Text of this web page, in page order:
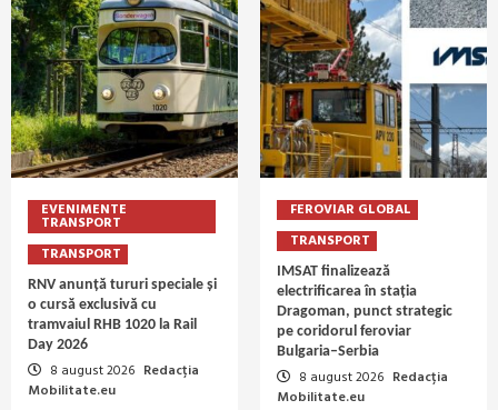
EVENIMENTE
TRANSPORT
TRANSPORT
RNV anunță tururi speciale și
o cursă exclusivă cu
tramvaiul RHB 1020 la Rail
Day 2026
8 august 2026 Redacția
Mobilitate.eu
FEROVIAR GLOBAL
TRANSPORT
IMSAT finalizează
electrificarea în stația
Dragoman, punct strategic
pe coridorul feroviar
Bulgaria–Serbia
8 august 2026 Redacția
Mobilitate.eu